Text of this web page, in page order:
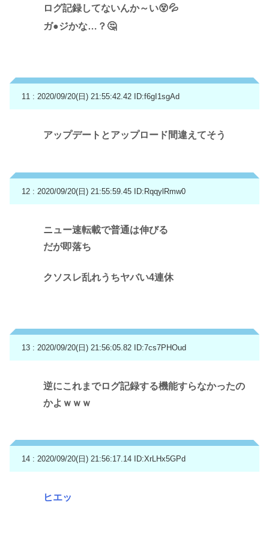
ログ記録してないんか～い😵💦
ガ●ジかな…？🤔
11 : 2020/09/20(日) 21:55:42.42 ID:f6gI1sgAd
アップデートとアップロード間違えてそう
12 : 2020/09/20(日) 21:55:59.45 ID:RqqylRmw0
ニュー速転載で普通は伸びる
だが即落ち
クソスレ乱れうちヤバい4連休
13 : 2020/09/20(日) 21:56:05.82 ID:7cs7PHOud
逆にこれまでログ記録する機能すらなかったの
かよｗｗｗ
14 : 2020/09/20(日) 21:56:17.14 ID:XrLHx5GPd
ヒエッ